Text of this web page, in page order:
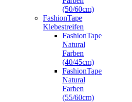
(50/60cm)
FashionTape
Klebestreifen
FashionTape
Natural
Farben
(40/45cm)
FashionTape
Natural
Farben
(55/60cm)